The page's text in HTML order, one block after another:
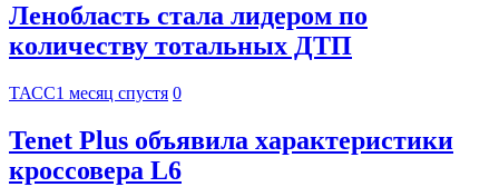
Ленобласть стала лидером по
количеству тотальных ДТП
ТАСС1 месяц спустя 0
Tenet Plus объявила характеристики
кроссовера L6